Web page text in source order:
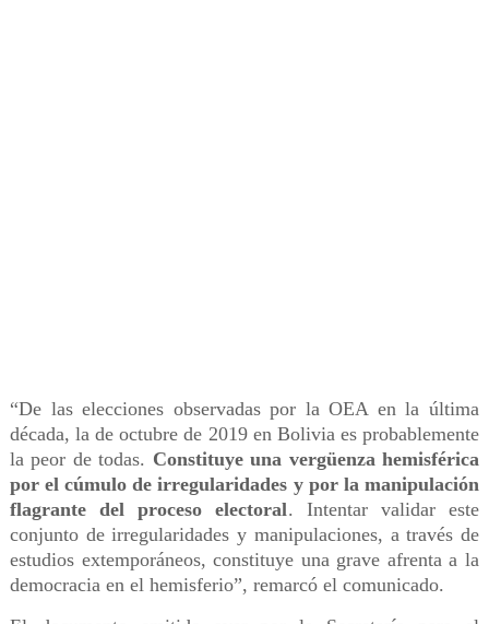
“De las elecciones observadas por la OEA en la última
década, la de octubre de 2019 en Bolivia es probablemente
la peor de todas. Constituye una vergüenza hemisférica
por el cúmulo de irregularidades y por la manipulación
flagrante del proceso electoral. Intentar validar este
conjunto de irregularidades y manipulaciones, a través de
estudios extemporáneos, constituye una grave afrenta a la
democracia en el hemisferio”, remarcó el comunicado.